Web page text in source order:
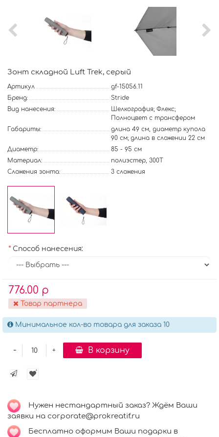
Зонт складной Luft Trek, серый
Артикул
gf-15056.11
Бренд:
Stride
Вид нанесения:
Шелкография; Флекс;
Полноцвет с трансфером
Габариты:
длина 49 см, диаметр купола
90 см; длина в сложении 22 см
Диаметр:
85 - 95 см
Материал:
полиэстер, 300T
Сложения зонта:
3 сложения
Способ нанесения:
776.00 р
Товар партнера
Минимальное кол-во товара для заказа 10
+
- В корзину
Нужен нестандартный заказ? Ждём Ваши
заявки на corporate@prokreatif.ru
Бесплатно оформим Ваши подарки в